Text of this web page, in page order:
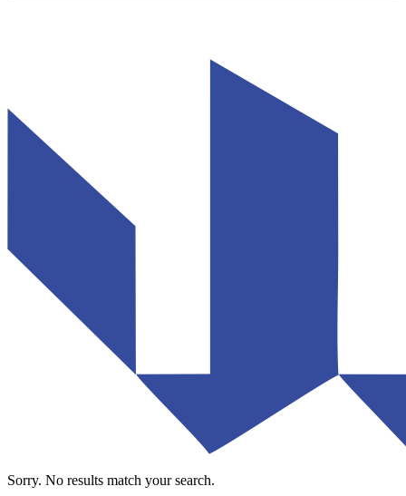
Sorry. No results match your search.